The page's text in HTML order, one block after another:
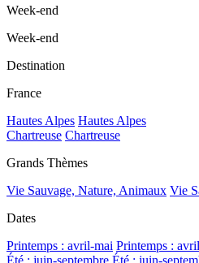
Week-end
Week-end
Destination
France
Hautes Alpes Hautes Alpes
Chartreuse Chartreuse
Grands Thèmes
Vie Sauvage, Nature, Animaux Vie
Dates
Printemps : avril-mai Printemps :